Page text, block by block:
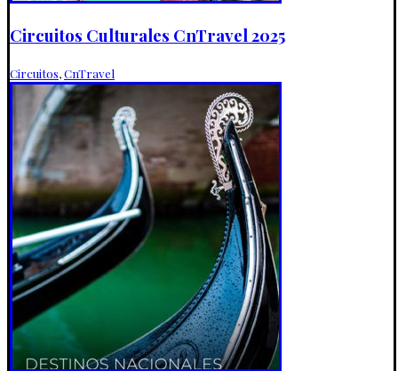
Circuitos Culturales CnTravel 2025
Circuitos,CnTravel